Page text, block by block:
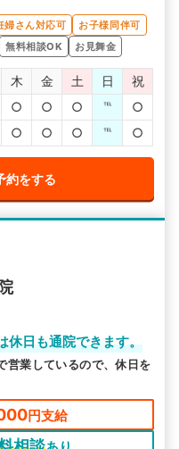
婦さん対応可
お子様同伴可
無料相談OK お見舞金
木 金 土 日
祝
○ ○ ○ ℡
○
○ ○ ○ ℡ ○
約をする
休日も通院できます。
営業しているので、休日を
円支給